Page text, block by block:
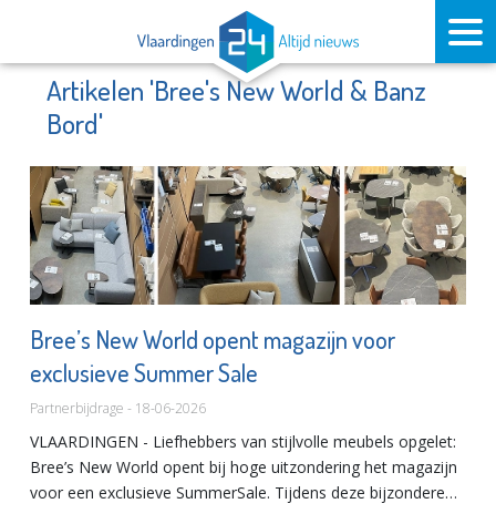
Artikelen 'Bree's New World & Banz
Bord'
Bree’s New World opent magazijn voor
exclusieve Summer Sale
Partnerbijdrage - 18-06-2026
VLAARDINGEN - Liefhebbers van stijlvolle meubels opgelet:
Bree’s New World opent bij hoge uitzondering het magazijn
voor een exclusieve SummerSale. Tijdens deze bijzondere